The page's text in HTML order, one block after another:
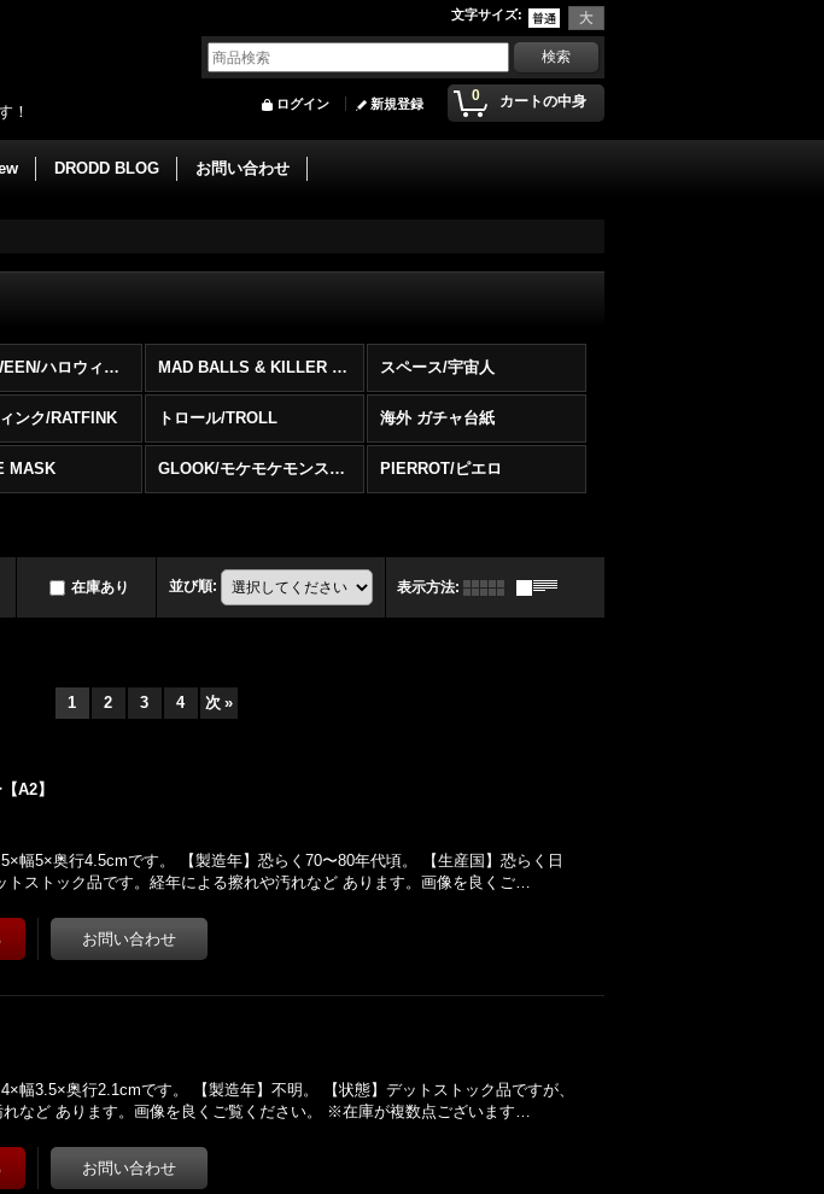
文字サイズ:
！
0 カートの中身
ログイン 新規登録
DRODD BLOG お問い合わせ
HALLOWEEN/ハロウィン物 MAD BALLS & KILLER TOMATOE/マッドボール / キラートマト スペース/宇宙人
ンク/RATFINK トロール/TROLL 海外 ガチャ台紙
MASK GLOOK/モケモケモンスター PIERROT/ピエロ
在庫あり 並び順: 表示方法:
1 2 3 4 次 »
A2】
幅5×奥行4.5cmです。 【製造年】恐らく70〜80年代頃。 【生産国】恐らく日
トストック品です。経年による擦れや汚れなど あります。画像を良くご…
幅3.5×奥行2.1cmです。 【製造年】不明。 【状態】デットストック品ですが、
れなど あります。画像を良くご覧ください。 ※在庫が複数点ございます…